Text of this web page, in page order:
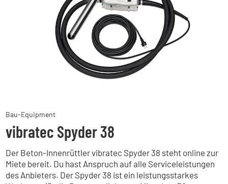
Bau-Equipment
vibratec Spyder 38
Der Beton-Innenrüttler vibratec Spyder 38 steht online zur
Miete bereit. Du hast Anspruch auf alle Serviceleistungen
des Anbieters. Der Spyder 38 ist ein leistungsstarkes